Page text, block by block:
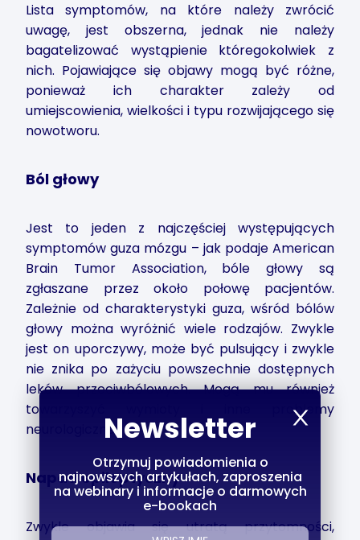
Newsletter
Otrzymuj powiadomienia o
najnowszych artykułach, zaproszenia
na webinary i informacje o darmowych
e-bookach
Lista symptomów, na które należy zwrócić
uwagę, jest obszerna, jednak nie należy
bagatelizować wystąpienie któregokolwiek z
nich. Pojawiające się objawy mogą być różne,
ponieważ ich charakter zależy od
umiejscowienia, wielkości i typu rozwijającego się
nowotworu.
Ból głowy
Jest to jeden z najczęściej występujących
symptomów guza mózgu – jak podaje American
Brain Tumor Association, bóle głowy są
zgłaszane przez około połowę pacjentów.
Zależnie od charakterystyki guza, wśród bólów
głowy można wyróżnić wiele rodzajów. Zwykle
jest on uporczywy, może być pulsujący i zwykle
nie znika po zażyciu powszechnie dostępnych
leków przeciwbólowych. Mogą mu również
towarzyszyć wymioty i inne problemy
neurologiczne.
Napad epileptyczny
Zwykle objawia się utratą przytomności,